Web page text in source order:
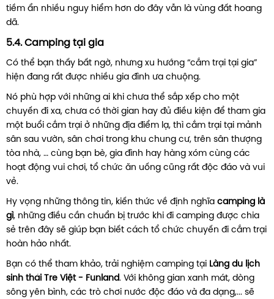
tiềm ẩn nhiều nguy hiểm hơn do đây vẫn là vùng đất hoang
dã.
5.4. Camping tại gia
Có thể bạn thấy bất ngờ, nhưng xu hướng “cắm trại tại gia”
hiện đang rất được nhiều gia đình ưa chuộng.
Nó phù hợp với những ai khi chưa thể sắp xếp cho một
chuyến đi xa, chưa có thời gian hay đủ điều kiện để tham gia
một buổi cắm trại ở những địa điểm lạ, thì cắm trại tại mảnh
sân sau vườn, sân chơi trong khu chung cư, trên sân thượng
tòa nhà, … cùng bạn bè, gia đình hay hàng xóm cùng các
hoạt động vui chơi, tổ chức ăn uống cũng rất độc đáo và vui
vẻ.
Hy vọng những thông tin, kiến thức về định nghĩa camping là
gì, những điều cần chuẩn bị trước khi đi camping được chia
sẻ trên đây sẽ giúp bạn biết cách tổ chức chuyến đi cắm trại
hoàn hảo nhất.
Bạn có thể tham khảo, trải nghiệm camping tại Làng du lịch
sinh thái Tre Việt - Funland. Với không gian xanh mát, dòng
sông yên bình, các trò chơi nước độc đáo và đa dạng,... sẽ